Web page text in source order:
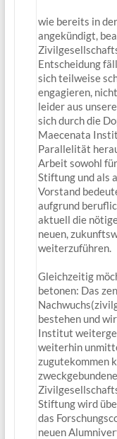
wie bereits in
angekündigt,
Entscheidung
sich teilweise
engagieren,
leider aus
sich durch die
Maecenata
Parallelität
Arbeit sowohl
Stiftung und als
Vorstand
aufgrund
aktuell die
neuen,
weiterzuführen.
Gleichzeitig
betonen: Das
bestehen und
Institut
weiterhin
zugutekommen
Stiftung wird
das
neuen